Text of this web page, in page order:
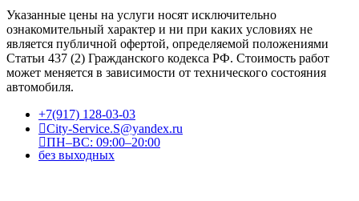
Указанные цены на услуги носят исключительно
ознакомительный характер и ни при каких условиях не
является публичной офертой, определяемой положениями
Статьи 437 (2) Гражданского кодекса РФ. Стоимость работ
может меняется в зависимости от технического состояния
автомобиля.
+7(917) 128-03-03
City-Service.S@yandex.ru
ПН–ВС: 09:00–20:00
без выходных